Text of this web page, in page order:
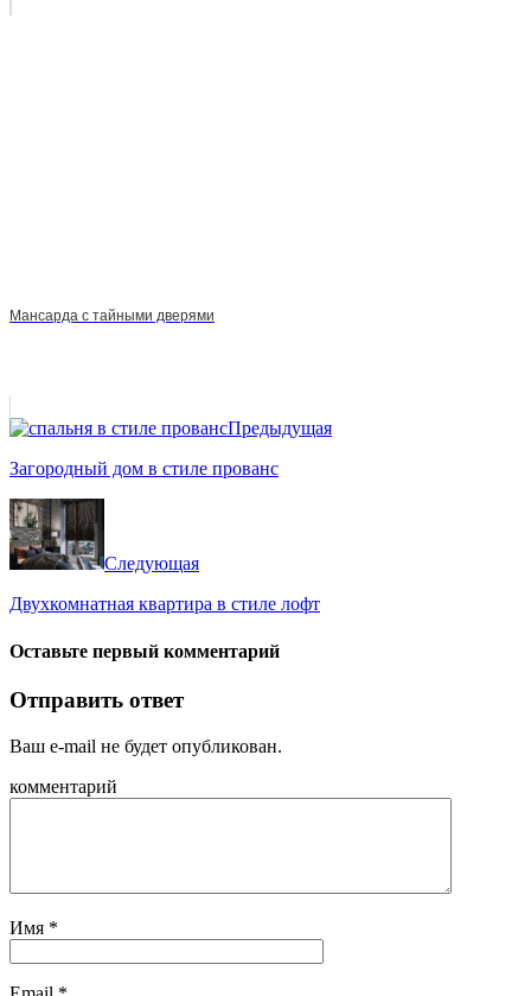
Мансарда с тайными дверями
Предыдущая
Загородный дом в стиле прованс
Следующая
Двухкомнатная квартира в стиле лофт
Оставьте первый комментарий
Отправить ответ
Ваш e-mail не будет опубликован.
комментарий
Имя *